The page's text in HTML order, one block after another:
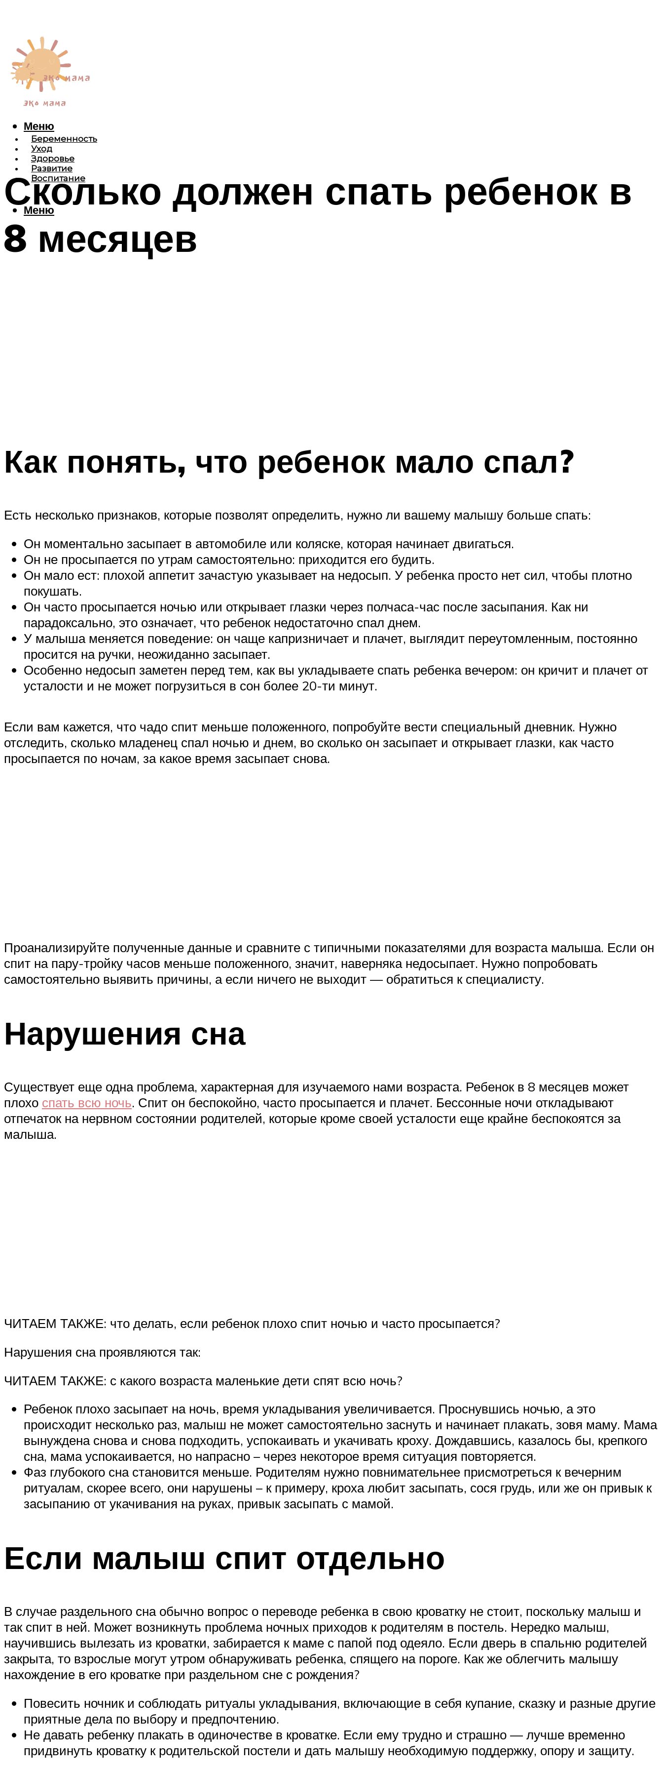
Беременность
Уход
Здоровье
Развитие
Воспитание
Меню
Меню
Сколько должен спать ребенок в
8 месяцев
Как понять, что ребенок мало спал?
Есть несколько признаков, которые позволят определить, нужно ли вашему малышу больше спать:
Он моментально засыпает в автомобиле или коляске, которая начинает двигаться.
Он не просыпается по утрам самостоятельно: приходится его будить.
Он мало ест: плохой аппетит зачастую указывает на недосып. У ребенка просто нет сил, чтобы плотно
покушать.
Он часто просыпается ночью или открывает глазки через полчаса-час после засыпания. Как ни
парадоксально, это означает, что ребенок недостаточно спал днем.
У малыша меняется поведение: он чаще капризничает и плачет, выглядит переутомленным, постоянно
просится на ручки, неожиданно засыпает.
Особенно недосып заметен перед тем, как вы укладываете спать ребенка вечером: он кричит и плачет от
усталости и не может погрузиться в сон более 20-ти минут.
Если вам кажется, что чадо спит меньше положенного, попробуйте вести специальный дневник. Нужно
отследить, сколько младенец спал ночью и днем, во сколько он засыпает и открывает глазки, как часто
просыпается по ночам, за какое время засыпает снова.
Проанализируйте полученные данные и сравните с типичными показателями для возраста малыша. Если он
спит на пару-тройку часов меньше положенного, значит, наверняка недосыпает. Нужно попробовать
самостоятельно выявить причины, а если ничего не выходит — обратиться к специалисту.
Нарушения сна
Существует еще одна проблема, характерная для изучаемого нами возраста. Ребенок в 8 месяцев может
плохо спать всю ночь. Спит он беспокойно, часто просыпается и плачет. Бессонные ночи откладывают
отпечаток на нервном состоянии родителей, которые кроме своей усталости еще крайне беспокоятся за
малыша.
ЧИТАЕМ ТАКЖЕ: что делать, если ребенок плохо спит ночью и часто просыпается?
Нарушения сна проявляются так:
ЧИТАЕМ ТАКЖЕ: с какого возраста маленькие дети спят всю ночь?
Ребенок плохо засыпает на ночь, время укладывания увеличивается. Проснувшись ночью, а это
происходит несколько раз, малыш не может самостоятельно заснуть и начинает плакать, зовя маму. Мама
вынуждена снова и снова подходить, успокаивать и укачивать кроху. Дождавшись, казалось бы, крепкого
сна, мама успокаивается, но напрасно – через некоторое время ситуация повторяется.
Фаз глубокого сна становится меньше. Родителям нужно повнимательнее присмотреться к вечерним
ритуалам, скорее всего, они нарушены – к примеру, кроха любит засыпать, сося грудь, или же он привык к
засыпанию от укачивания на руках, привык засыпать с мамой.
Если малыш спит отдельно
В случае раздельного сна обычно вопрос о переводе ребенка в свою кроватку не стоит, поскольку малыш и
так спит в ней. Может возникнуть проблема ночных приходов к родителям в постель. Нередко малыш,
научившись вылезать из кроватки, забирается к маме с папой под одеяло. Если дверь в спальню родителей
закрыта, то взрослые могут утром обнаруживать ребенка, спящего на пороге. Как же облегчить малышу
нахождение в его кроватке при раздельном сне с рождения?
Повесить ночник и соблюдать ритуалы укладывания, включающие в себя купание, сказку и разные другие
приятные дела по выбору и предпочтению.
Не давать ребенку плакать в одиночестве в кроватке. Если ему трудно и страшно — лучше временно
придвинуть кроватку к родительской постели и дать малышу необходимую поддержку, опору и защиту.